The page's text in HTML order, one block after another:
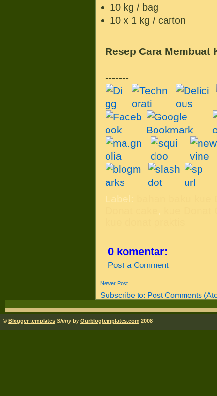
10 kg / bag
10 x 1 kg / carton
Resep Cara Membuat
-------
Label:
0 komentar:
Post a Comment
Newer Post
Subscribe to: Post Comments
© Blogger templates Shinyby Ourblogtemplates.com 2008